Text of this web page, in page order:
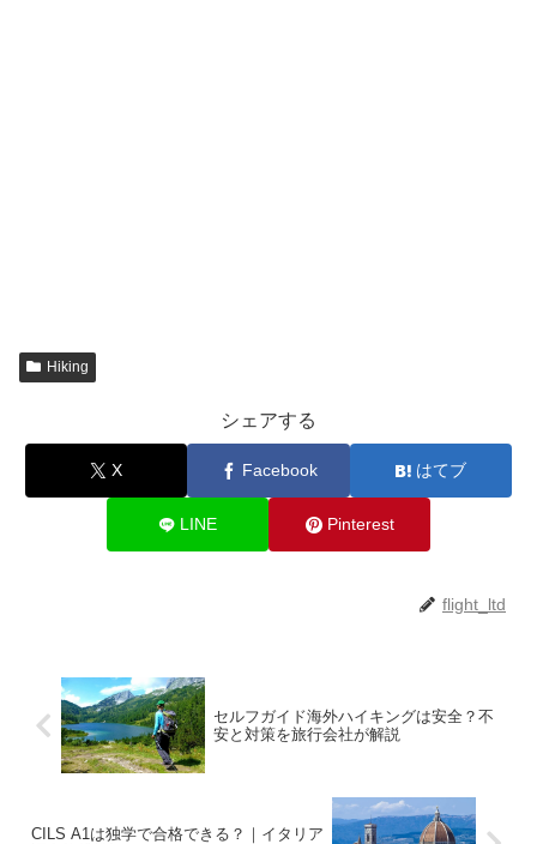
Hiking
シェアする
X Facebook はてブ
LINE Pinterest
flight_ltd
セルフガイド海外ハイキングは安全？不
安と対策を旅行会社が解説
CILS A1は独学で合格できる？｜イタリア